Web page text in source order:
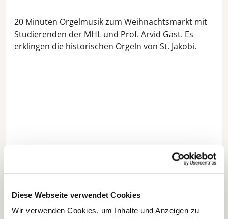
Diese Webseite verwendet Cookies
Wir verwenden Cookies, um Inhalte und Anzeigen zu
20 Minuten Orgelmusik zum Weihnachtsmarkt mit
Studierenden der MHL und Prof. Arvid Gast. Es
erklingen die historischen Orgeln von St. Jakobi.